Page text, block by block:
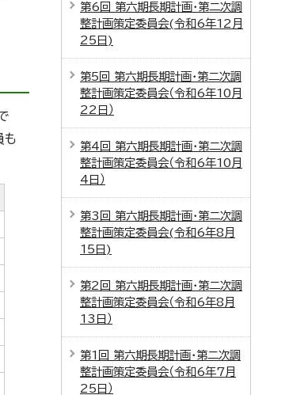
も
第6回 第六期長期計画・第二次調
整計画策定委員会(令和6年12月
25日)
第5回 第六期長期計画・第二次調
整計画策定委員会（令和6年10月
22日）
第4回 第六期長期計画・第二次調
整計画策定委員会（令和6年10月
4日）
第3回 第六期長期計画・第二次調
整計画策定委員会(令和6年8月
15日)
第2回 第六期長期計画・第二次調
整計画策定委員会（令和6年8月
13日）
第1回 第六期長期計画・第二次調
整計画策定委員会（令和6年7月
25日）